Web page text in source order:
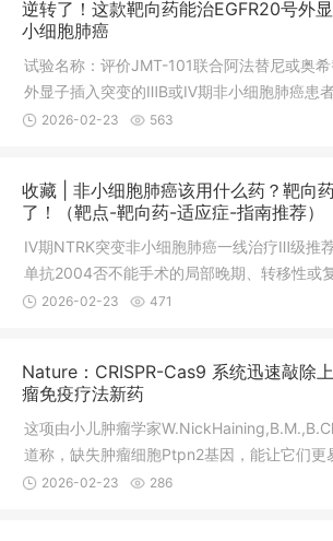
客观反映了药品的实际应用价值。 2025年9
督管理局药品审评中心(CDE)显
逆转了！这款靶向药能治EGFR20号外
小细胞肺癌
试验名称：评价JMT-101联合阿法替尼或奥
外显子插入突变的ⅢB或Ⅳ期非小细胞肺癌患
的Ⅰb期临床研究做过基因检测的非小细胞肺
0Ins靶向药物,EGFR20突变靶向药JMT-101临
绝大多数肺癌属于非小细胞肺癌，占85%左右
为非小细胞肺癌，尤其是不吸烟的患者，我
患者只要基因检测证实存在
2026-02-23 563
收藏 | 非小细胞肺癌该用什么药？靶向
了！（靶点-靶向药-适应症-指南推荐）
Ⅳ期NTRK突变非小细胞肺癌一线治疗Ⅲ级推
单抗2004否不能手术的局部晚期、转移性或
胞肺癌VEGF/VEGFR雷莫芦单抗2014是转移
家可以根据自身疾病及治疗情况进行选择，或
导，在专业医学顾问的帮助下匹配合适的临床
S1突变非小细胞肺癌一线治疗Ⅰ级推荐，二线
患者Ⅰ级推荐BRAF达
2026-02-23 471
Nature：CRISPR-Cas9 系统迅速敲除
瘤免疫疗法新药
这项由小儿肿瘤学家
道称，缺失肿瘤细胞Ptpn2基因，能让它们更
制剂影响。根据肿瘤细胞存活率，Manguso
2026-02-23 286